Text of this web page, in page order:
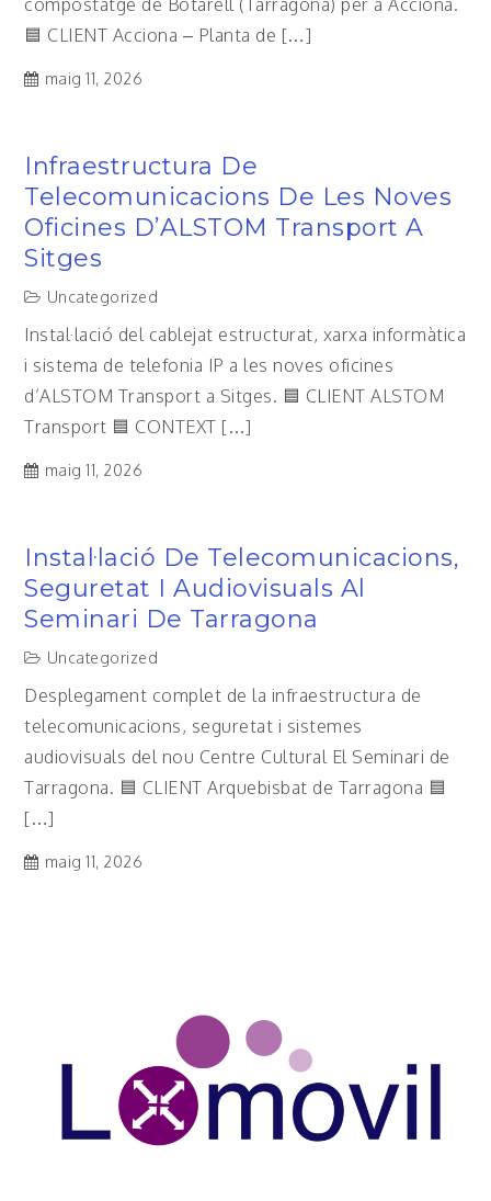
compostatge de Botarell (Tarragona) per a Acciona.
🟦 CLIENT Acciona – Planta de […]
maig 11, 2026
Infraestructura De
Telecomunicacions De Les Noves
Oficines D’ALSTOM Transport A
Sitges
Uncategorized
Instal·lació del cablejat estructurat, xarxa informàtica
i sistema de telefonia IP a les noves oficines
d’ALSTOM Transport a Sitges. 🟦 CLIENT ALSTOM
Transport 🟦 CONTEXT […]
maig 11, 2026
Instal·lació De Telecomunicacions,
Seguretat I Audiovisuals Al
Seminari De Tarragona
Uncategorized
Desplegament complet de la infraestructura de
telecomunicacions, seguretat i sistemes
audiovisuals del nou Centre Cultural El Seminari de
Tarragona. 🟦 CLIENT Arquebisbat de Tarragona 🟦
[…]
maig 11, 2026